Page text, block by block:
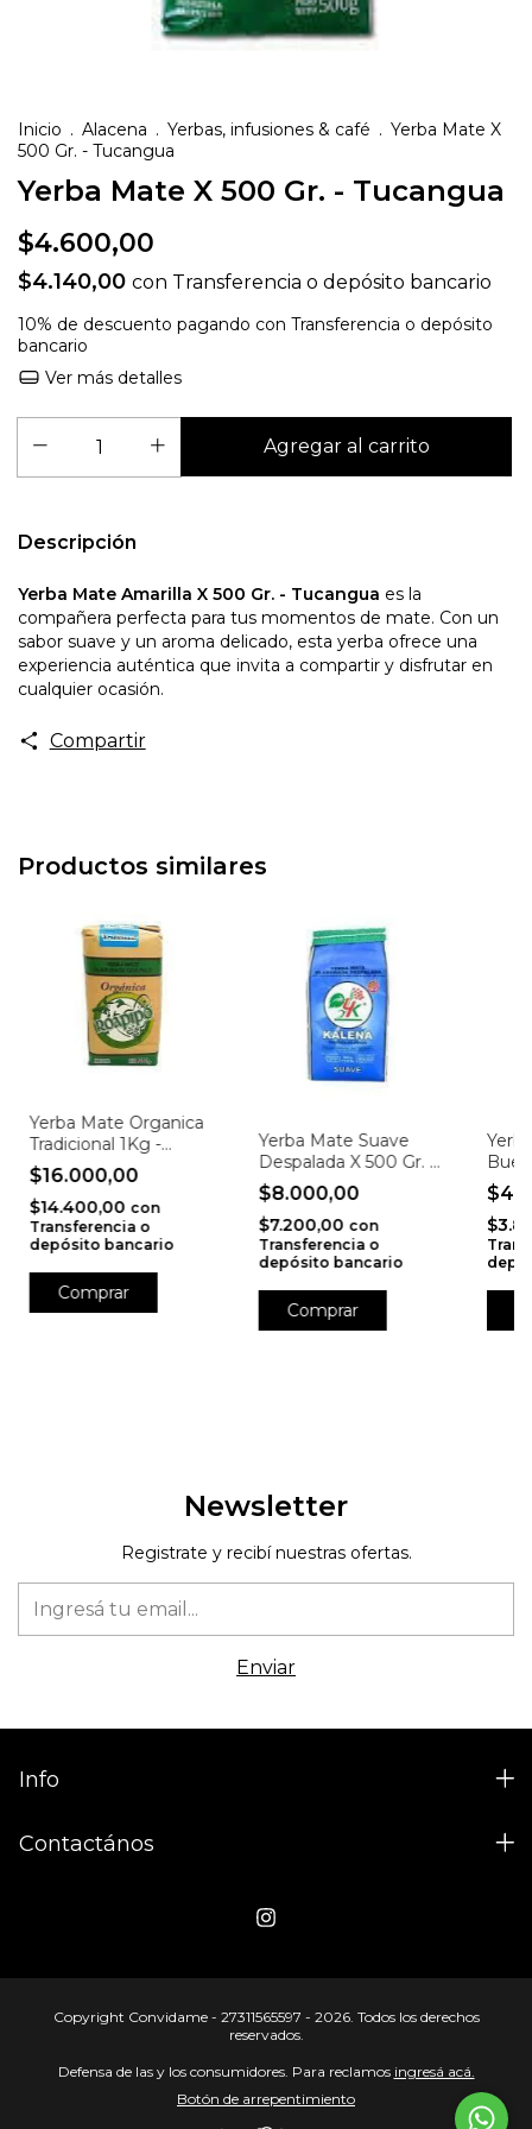
Inicio . Alacena . Yerbas, infusiones & café . Yerba Mate X
500 Gr. - Tucangua
Yerba Mate X 500 Gr. - Tucangua
$4.600,00
$4.140,00 con Transferencia o depósito bancario
10% de descuento pagando con Transferencia o depósito
bancario
Ver más detalles
Descripción
Yerba Mate Amarilla X 500 Gr. - Tucangua es la
compañera perfecta para tus momentos de mate. Con un
sabor suave y un aroma delicado, esta yerba ofrece una
experiencia auténtica que invita a compartir y disfrutar en
cualquier ocasión.
Compartir
Productos similares
Yerba Mate Organica
Tradicional 1Kg -
Roapipo
$16.000,00
$14.400,00 con
Transferencia o
depósito bancario
Yerba Mate Suave
Despalada X 500 Gr. -
Kalena
$8.000,00
$7.200,00 con
Transferencia o
depósito bancario
Newsletter
Registrate y recibí nuestras ofertas.
Info
Contactános
Copyright Convidame - 27311565597 - 2026. Todos los derechos
reservados.
Defensa de las y los consumidores. Para reclamos ingresá acá.
Botón de arrepentimiento